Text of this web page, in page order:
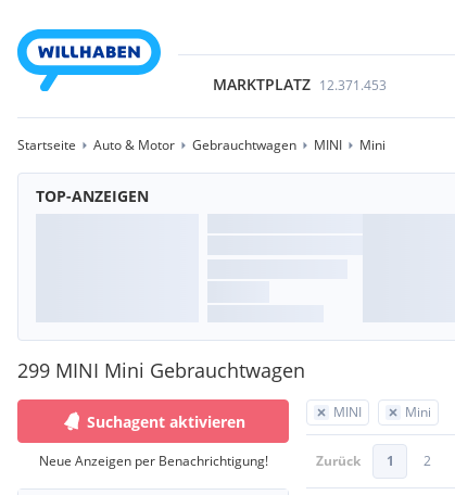
MARKTPLATZ 12.371.453
Startseite Auto & Motor Gebrauchtwagen MINI Mini
TOP-ANZEIGEN
299 MINI Mini Gebrauchtwagen
MINI Mini
Zurück 1 2
Suchagent aktivieren
Neue Anzeigen per Benachrichtigung!